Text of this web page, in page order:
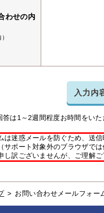
わせの内
入力内
は1～2週間程度お時間をいた
は迷惑メールを防ぐため、送
サポート対象外のブラウザで
し訳ございませんが、ご理解
> お問い合わせメールフォー